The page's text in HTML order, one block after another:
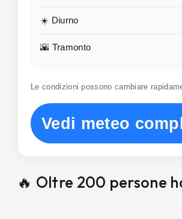
☀️ Diurno
🌇 Tramonto
Le condizioni possono cambiare
Vedi meteo
🔥 Oltre 200 persone